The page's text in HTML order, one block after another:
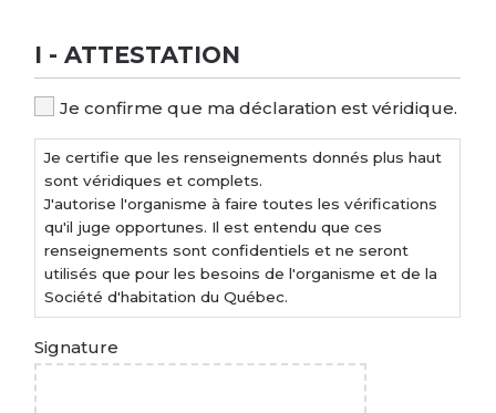
I - ATTESTATION
que
les
renseignements
donnés
plus
haut
sont
véridiques
et
complets.
J'autorise
Je confirme que ma déclaration est véridique.
Je certifie que les renseignements donnés plus haut
sont véridiques et complets.
J'autorise l'organisme à faire toutes les vérifications
qu'il juge opportunes. Il est entendu que ces
renseignements sont confidentiels et ne seront
utilisés que pour les besoins de l'organisme et de la
Société d'habitation du Québec.
Signature